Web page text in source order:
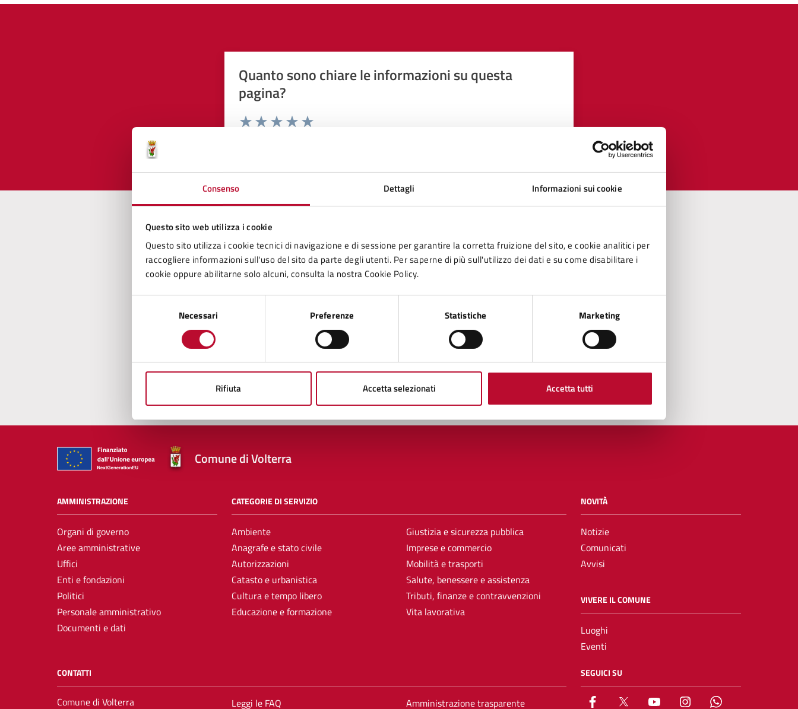
Consenso Dettagli Informazioni sui cookie
Questo sito web utilizza i cookie
Questo sito utilizza i cookie tecnici di navigazione e di sessione per garantire la corretta fruizione del sito, e cookie analitici per
raccogliere informazioni sull'uso del sito da parte degli utenti. Per saperne di più sull'utilizzo dei dati e su come disabilitare i
cookie oppure abilitarne solo alcuni, consulta la nostra Cookie Policy.
Necessari Preferenze Statistiche Marketing
Rifiuta Accetta selezionati Accetta tutti
Quanto sono chiare le informazioni su questa
pagina?
Contatta il comune
Leggi le domande frequenti
Richiedi assistenza
Prenota appuntamento
Problemi in città
Segnala disservizio
Comune di Volterra
AMMINISTRAZIONE
Organi di governo
Aree amministrative
Uffici
Enti e fondazioni
Politici
Personale amministrativo
Documenti e dati
CATEGORIE DI SERVIZIO
Ambiente
Anagrafe e stato civile
Autorizzazioni
Catasto e urbanistica
Cultura e tempo libero
Educazione e formazione
Giustizia e sicurezza pubblica
Imprese e commercio
Mobilità e trasporti
Salute, benessere e assistenza
Tributi, finanze e contravvenzioni
Vita lavorativa
NOVITÀ
Notizie
Comunicati
Avvisi
VIVERE IL COMUNE
Luoghi
Eventi
CONTATTI
Comune di Volterra Leggi le FAQ Amministrazione trasparente
SEGUICI SU
Facebook YouTube Instagram